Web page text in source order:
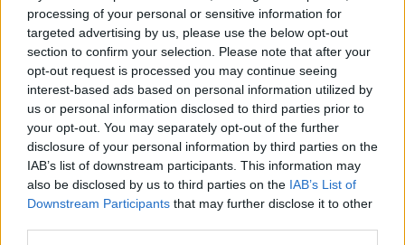
processing of your personal or sensitive information for
targeted advertising by us, please use the below opt-out
section to confirm your selection. Please note that after your
opt-out request is processed you may continue seeing
interest-based ads based on personal information utilized by
us or personal information disclosed to third parties prior to
your opt-out. You may separately opt-out of the further
disclosure of your personal information by third parties on the
IAB’s list of downstream participants. This information may
also be disclosed by us to third parties on the IAB’s List of
Downstream Participants that may further disclose it to other